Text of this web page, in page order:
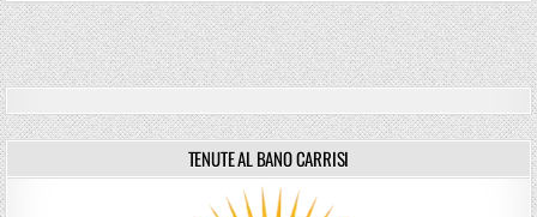
TENUTE AL BANO CARRISI